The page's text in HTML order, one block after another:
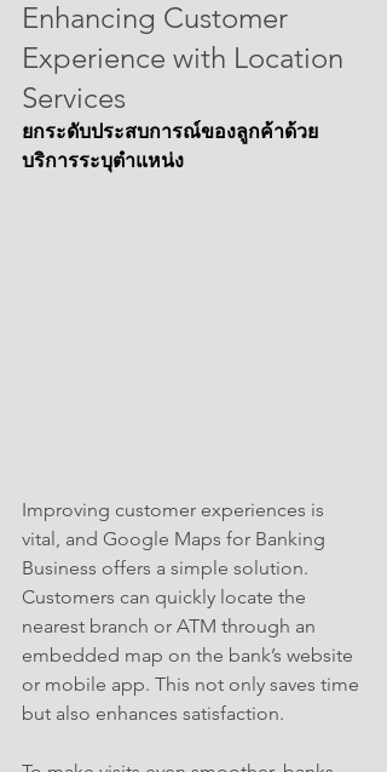
Enhancing Customer
Experience with Location
Services
ยกระดับประสบการณ์ของลูกค้าด้วย
บริการระบุตำแหน่ง
Improving customer experiences is
vital, and Google Maps for Banking
Business offers a simple solution.
Customers can quickly locate the
nearest branch or ATM through an
embedded map on the bank’s website
or mobile app. This not only saves time
but also enhances satisfaction.